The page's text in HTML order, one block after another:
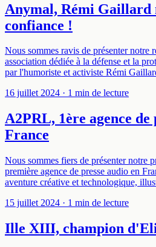
Anymal, Rémi Gaillard
confiance !
Nous sommes ravis de présenter notre
association dédiée à la défense et la
par l'humoriste et activiste Rémi
16 juillet 2024 · 1 min de lecture
A2PRL, 1ère agence de
France
Nous sommes fiers de présenter notre
première agence de presse audio en
aventure créative et technologique,
15 juillet 2024 · 1 min de lecture
Ille XIII, champion